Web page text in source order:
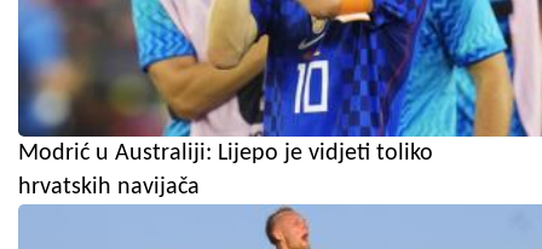
Modrić u Australiji: Lijepo je vidjeti toliko
hrvatskih navijača